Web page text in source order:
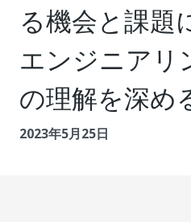
る機会と課題
エンジニアリ
の理解を深め
2023年5月25日